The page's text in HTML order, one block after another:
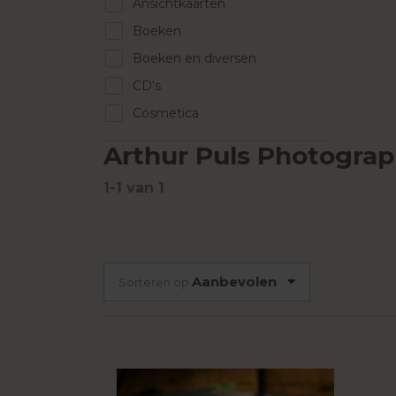
Boeken
Boeken en diversen
CD's
Cosmetica
Dranken en etenswaren
Frisdranken en 0,0%
Kaarsen
Koken en tafelen
Arthur Puls
1-1 van 1
Sorteren op Aanbevolen